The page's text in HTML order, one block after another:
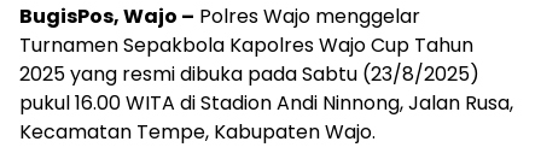
BugisPos, Wajo – Polres Wajo menggelar
Turnamen Sepakbola Kapolres Wajo Cup Tahun
2025 yang resmi dibuka pada Sabtu (23/8/2025)
pukul 16.00 WITA di Stadion Andi Ninnong, Jalan Rusa,
Kecamatan Tempe, Kabupaten Wajo.